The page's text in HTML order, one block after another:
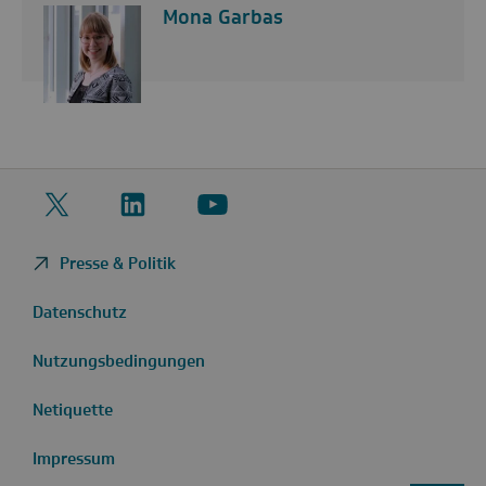
Mona Garbas
Twitter
LinkedIn
YouTube
Presse & Politik
Datenschutz
Nutzungsbedingungen
Netiquette
Impressum